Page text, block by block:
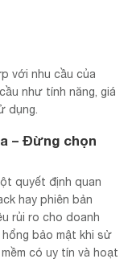
với nhu cầu của
như tính năng, giá
dụng.
– Đừng chọn
quyết định quan
hay phiên bản
rủi ro cho doanh
bảo mật khi sử
có uy tín và hoạt